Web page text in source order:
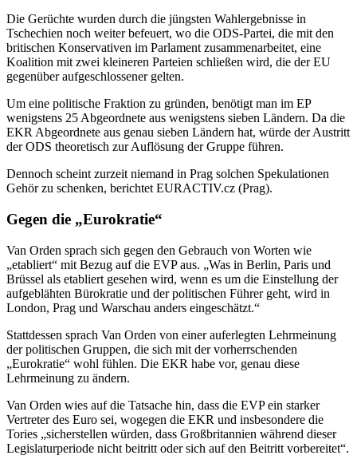
Die Gerüchte wurden durch die jüngsten Wahlergebnisse in
Tschechien noch weiter befeuert, wo die ODS-Partei, die mit den
britischen Konservativen im Parlament zusammenarbeitet, eine
Koalition mit zwei kleineren Parteien schließen wird, die der EU
gegenüber aufgeschlossener gelten.
Um eine politische Fraktion zu gründen, benötigt man im EP
wenigstens 25 Abgeordnete aus wenigstens sieben Ländern. Da die
EKR Abgeordnete aus genau sieben Ländern hat, würde der Austritt
der ODS theoretisch zur Auflösung der Gruppe führen.
Dennoch scheint zurzeit niemand in Prag solchen Spekulationen
Gehör zu schenken, berichtet EURACTIV.cz (Prag).
Gegen die „Eurokratie“
Van Orden sprach sich gegen den Gebrauch von Worten wie
„etabliert“ mit Bezug auf die EVP aus. „Was in Berlin, Paris und
Brüssel als etabliert gesehen wird, wenn es um die Einstellung der
aufgeblähten Bürokratie und der politischen Führer geht, wird in
London, Prag und Warschau anders eingeschätzt.“
Stattdessen sprach Van Orden von einer auferlegten Lehrmeinung
der politischen Gruppen, die sich mit der vorherrschenden
„Eurokratie“ wohl fühlen. Die EKR habe vor, genau diese
Lehrmeinung zu ändern.
Van Orden wies auf die Tatsache hin, dass die EVP ein starker
Vertreter des Euro sei, wogegen die EKR und insbesondere die
Tories „sicherstellen würden, dass Großbritannien während dieser
Legislaturperiode nicht beitritt oder sich auf den Beitritt vorbereitet“.